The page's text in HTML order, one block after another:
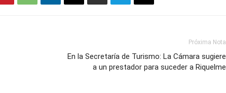
Próxima Nota
En la Secretaría de Turismo: La Cámara sugiere
a un prestador para suceder a Riquelme